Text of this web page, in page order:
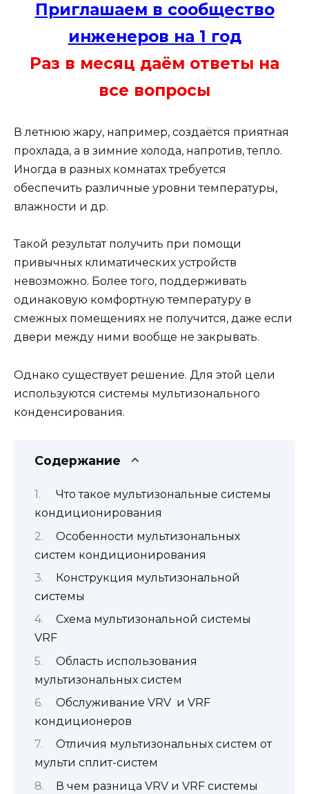
Приглашаем в сообщество
инженеров на 1 год
Раз в месяц даём ответы на
все вопросы
В летнюю жару, например, создаётся приятная
прохлада, а в зимние холода, напротив, тепло.
Иногда в разных комнатах требуется
обеспечить различные уровни температуры,
влажности и др.
Такой результат получить при помощи
привычных климатических устройств
невозможно. Более того, поддерживать
одинаковую комфортную температуру в
смежных помещениях не получится, даже если
двери между ними вообще не закрывать.
Однако существует решение. Для этой цели
используются системы мультизонального
конденсирования.
Содержание
Что такое мультизональные системы
кондиционирования
Особенности мультизональных
систем кондиционирования
Конструкция мультизональной
системы
Схема мультизональной системы
VRF
Область использования
мультизональных систем
Обслуживание VRV и VRF
кондиционеров
Отличия мультизональных систем от
мульти сплит-систем
В чем разница VRV и VRF системы